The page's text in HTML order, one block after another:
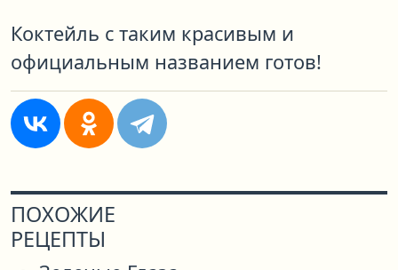
Коктейль с таким красивым и
официальным названием готов!
ПОХОЖИЕ
РЕЦЕПТЫ